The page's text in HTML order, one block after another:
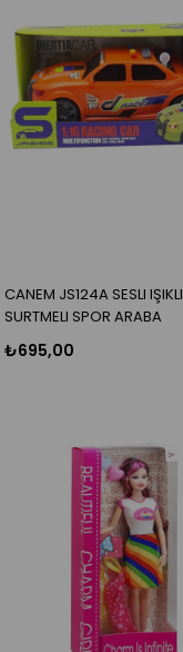
CANEM JS124A SESLI IŞIKLI
SURTMELI SPOR ARABA
₺695,00